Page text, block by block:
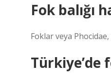
Fok balığı
Foklar veya
Türkiye’de